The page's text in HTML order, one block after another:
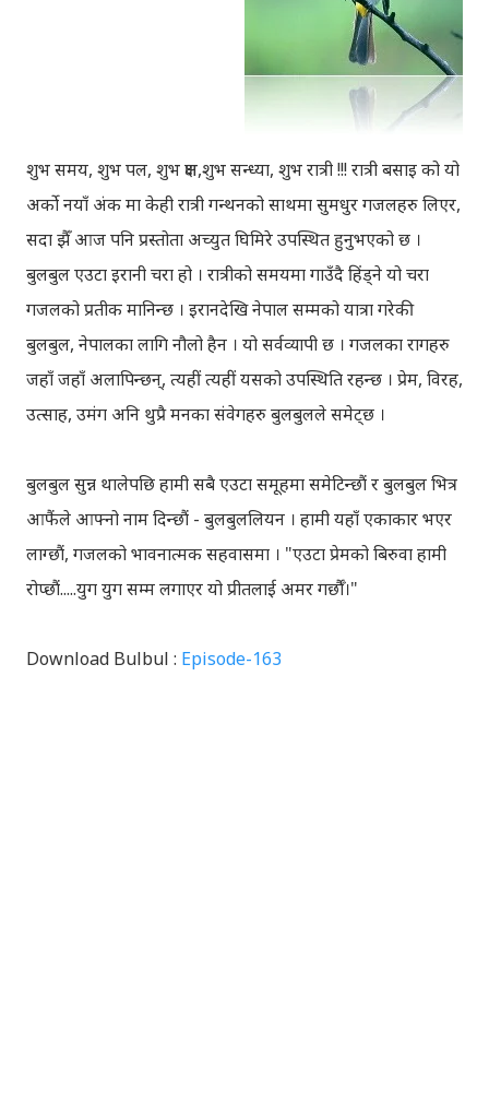
शुभ समय, शुभ पल, शुभ क्षण,शुभ सन्ध्या, शुभ रात्री !!! रात्री बसाइ को यो
अर्को नयाँ अंक मा केही रात्री गन्थनको साथमा सुमधुर गजलहरु लिएर,
सदा झैँ आज पनि प्रस्तोता अच्युत घिमिरे उपस्थित हुनुभएको छ ।
बुलबुल एउटा इरानी चरा हो । रात्रीको समयमा गाउँदै हिंड्‍ने यो चरा
गजलको प्रतीक मानिन्छ । इरानदेखि नेपाल सम्मको यात्रा गरेकी
बुलबुल, नेपालका लागि नौलो हैन । यो सर्वव्यापी छ । गजलका रागहरु
जहाँ जहाँ अलापिन्छन्, त्यहीं त्यहीं यसको उपस्थिति रहन्छ । प्रेम, विरह,
उत्साह, उमंग अनि थुप्रै मनका संवेगहरु बुलबुलले समेट्‍छ ।
बुलबुल सुन्न थालेपछि हामी सबै एउटा समूहमा समेटिन्छौं र बुलबुल भित्र
आफैंले आफ्‍नो नाम दिन्छौं - बुलबुललियन । हामी यहाँ एकाकार भएर
लाग्छौं, गजलको भावनात्मक सहवासमा । "एउटा प्रेमको बिरुवा हामी
रोप्छौं.....युग युग सम्म लगाएर यो प्रीतलाई अमर गर्छौँ।"
Download Bulbul : Episode-163